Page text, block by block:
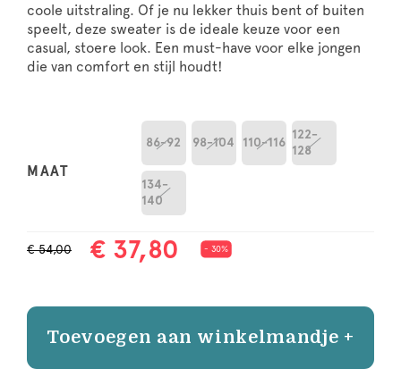
coole uitstraling. Of je nu lekker thuis bent of buiten
speelt, deze sweater is de ideale keuze voor een
casual, stoere look. Een must-have voor elke jongen
die van comfort en stijl houdt!
MAAT
86-92 98-104 110-116
122-
128
134-
140
€ 54,00 € 37,80 - 30%
Toevoegen aan winkelmandje +